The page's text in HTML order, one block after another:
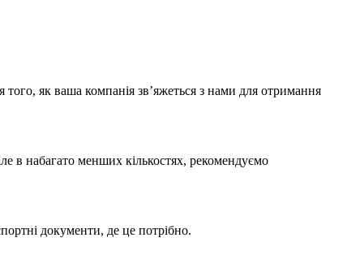
як ваша компанія зв’яжеться з нами для отримання
в набагато менших кількостях, рекомендуємо
документи, де це потрібно.